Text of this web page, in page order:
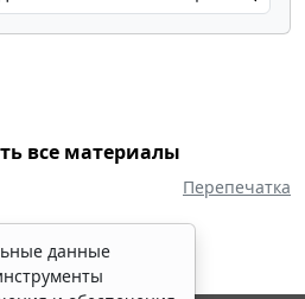
все материалы
Перепечатка
данные